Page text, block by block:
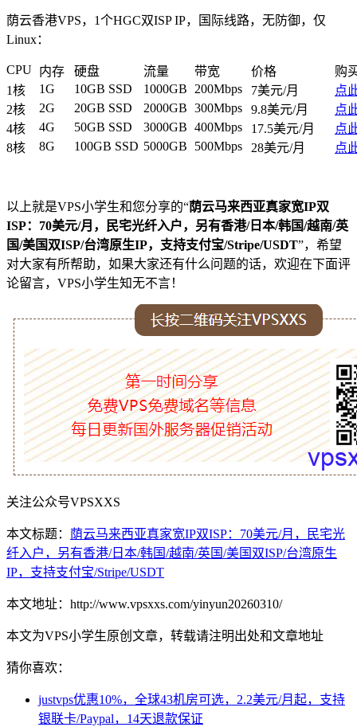
荫云香港VPS，1个HGC双ISP IP，国际线路，无防御，仅
Linux：
CPU 内存 硬盘 流量 带宽 价格
购
1核
1G 10GB SSD 1000GB 200Mbps 7美元/月
点
2核
2G 20GB SSD 2000GB 300Mbps 9.8美元/月
点
4核
4G 50GB SSD 3000GB 400Mbps 17.5美元/月
点
8核
8G 100GB SSD 5000GB 500Mbps 28美元/月 点
以上就是VPS小学生和您分享的“荫云马来西亚真家宽IP双
ISP：70美元/月，民宅光纤入户，另有香港/日本/韩国/越南/英
国/美国双ISP/台湾原生IP，支持支付宝/Stripe/USDT”，希望
对大家有所帮助，如果大家还有什么问题的话，欢迎在下面评
论留言，VPS小学生知无不言！
关注公众号VPSXXS
本文标题： 荫云马来西亚真家宽IP双ISP：70美元/月，民宅光
纤入户，另有香港/日本/韩国/越南/英国/美国双ISP/台湾原生
IP，支持支付宝/Stripe/USDT
本文地址：http://www.vpsxxs.com/yinyun20260310/
本文为VPS小学生原创文章，转载请注明出处和文章地址
猜你喜欢：
justvps优惠10%，全球43机房可选，2.2美元/月起，支持
银联卡/Paypal，14天退款保证